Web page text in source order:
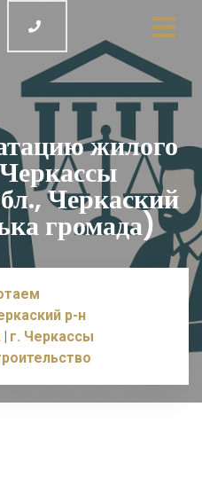
жилого
Черкаский
громада)
р-н
г. Черкассы